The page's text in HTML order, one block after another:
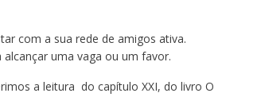
com a sua rede de amigos ativa.
uma vaga ou um favor.
a leitura do capítulo XXI, do livro O